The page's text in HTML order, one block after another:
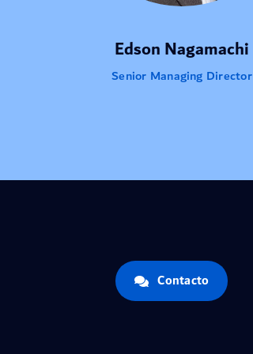
Edson Nagamachi
Senior Managing Director
Contacto